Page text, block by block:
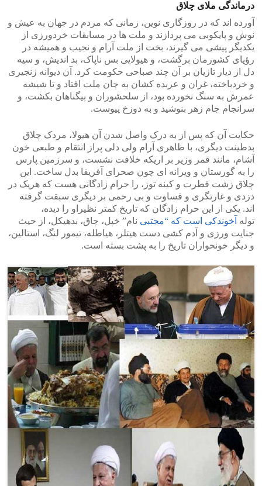
درماندگی ملای چلاق
آورده اند که در روزگاری نوین، زمانی که مردم در جهان به عیش و
نوش و پایکوبی می پردازند و ملت ها در مسابقات خردورزی از
یکدیگر پیشی می گیرند، بخت از ملت آرام و نجیب و همیشه در
رؤیای کشورمان برگشت، و هیولایی بس ناپاک، بد اندیش، و سیه
دل از دیار تازیان بر آن چند صباحی حکومت کرد. آن دیوانه زنجیری
و خردباخته، غران و عربده کشان به جان ملت افتاد و تا شیشه
عمرش به سنگ نخورده بود، از سلحشوران و بیگناهان بکشت، و
سرانجام جام زهر بنوشید و به دوزخ پیوست.
حکایت آن که پس از به درک واصل شدن آن هیولا، مردک چلاق
بدطینت دیگری، با ظاهری آرام ولی دلی پراز انتقام و طبعی خون
آشام، مانند قمر وزیر بر اریکه خلافت نشست، و سرزمین پارس
را به گورستان و ویرانه ای چون صحرای آفریقا بدل ساخت. این
چلاق زشت فطرت و کینه توز، را حرام زادگانی هست که هریک در
دزدی و غارتگری و قساوت و بی رحمی بر دیگری سبقت گرفته
اند. یکی از این حرام زادگان که تاریخ کمتر نظیراو را دیده،
توله آخوندکی است که “مجتبی نام” خپل، چاق، بدهیکل، از حیث
جنایت ورزی و آدم کشی دست هیتلر، هیاطله، تیمور لنگ، استالین،
و دیگر خونخواران تاریخ را به پشت بسته است.